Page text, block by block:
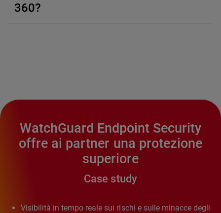
360?
WatchGuard Endpoint Security
offre ai partner una protezione
superiore
Case study
Visibilità in tempo reale sui rischi e sulle minacce degli